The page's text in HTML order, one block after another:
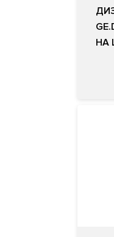
НА